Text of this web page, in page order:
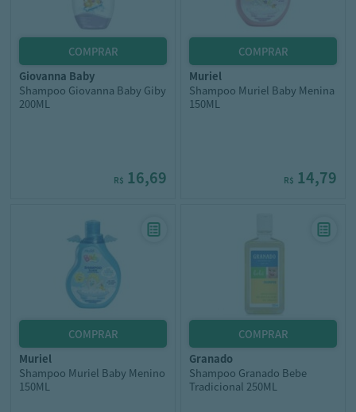
giovanna baby
Shampoo Giovanna Baby Giby
200ML
R$ 16,69
muriel
Shampoo Muriel Baby Menina
150ML
R$ 14,79
muriel
Shampoo Muriel Baby Menino
150ML
granado
Shampoo Granado Bebe
Tradicional 250ML